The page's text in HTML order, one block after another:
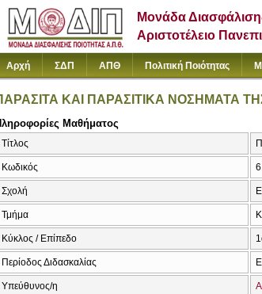
Μονάδα
Αριστοτέλειο
Αρχή ΣΔΠ ΑΠΘ Πολιτική Ποιότητας
ΚΑΙ ΠΑΡΑΣΙΤΙΚΑ ΝΟΣΗΜΑΤΑ
Μαθήματος
Τίτλος
Κωδικός
Σχολή
Τμήμα
Κύκλος / Επίπεδο
Περίοδος Διδασκαλίας
Υπεύθυνος/η